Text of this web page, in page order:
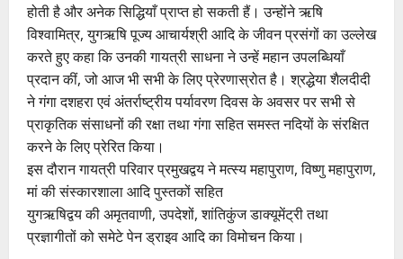
होती है और अनेक सिद्धियाँ प्राप्त हो सकती हैं। उन्होंने ऋषि
विश्वामित्र, युगऋषि पूज्य आचार्यश्री आदि के जीवन प्रसंगों का उल्लेख
करते हुए कहा कि उनकी गायत्री साधना ने उन्हें महान उपलब्धियाँ
प्रदान कीं, जो आज भी सभी के लिए प्रेरणास्रोत है। श्रद्धेया शैलदीदी
ने गंगा दशहरा एवं अंतर्राष्ट्रीय पर्यावरण दिवस के अवसर पर सभी से
प्राकृतिक संसाधनों की रक्षा तथा गंगा सहित समस्त नदियों के संरक्षित
करने के लिए प्रेरित किया।
इस दौरान गायत्री परिवार प्रमुखद्वय ने मत्स्य महापुराण, विष्णु महापुराण,
मां की संस्कारशाला आदि पुस्तकों सहित
युगऋषिद्वय की अमृतवाणी, उपदेशों, शांतिकुंज डाक्यूमेंट्री तथा
प्रज्ञागीतों को समेटे पेन ड्राइव आदि का विमोचन किया।